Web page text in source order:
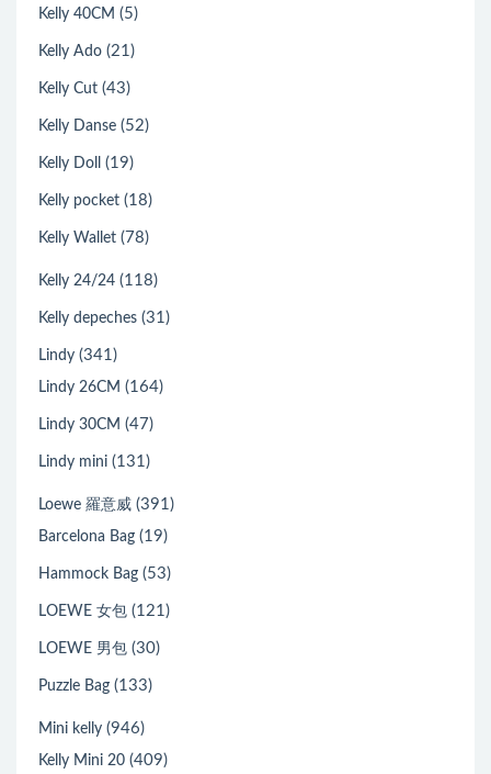
Kelly 40CM (5)
Kelly Ado (21)
Kelly Cut (43)
Kelly Danse (52)
Kelly Doll (19)
Kelly pocket (18)
Kelly Wallet (78)
Kelly 24/24 (118)
Kelly depeches (31)
Lindy (341)
Lindy 26CM (164)
Lindy 30CM (47)
Lindy mini (131)
Loewe 羅意威 (391)
Barcelona Bag (19)
Hammock Bag (53)
LOEWE 女包 (121)
LOEWE 男包 (30)
Puzzle Bag (133)
Mini kelly (946)
Kelly Mini 20 (409)